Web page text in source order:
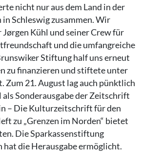
nicht nur aus dem Land in der
Schleswig zusammen. Wir
Jørgen Kühl und seiner Crew für
und die umfangreiche
Stiftung half uns erneut
zu finanzieren und stiftete unter
Zum 21. August lag auch pünktlich
als Sonderausgabe der Zeitschrift
– Die Kulturzeitschrift für den
zu „Grenzen im Norden“ bietet
Die Sparkassenstiftung
die Herausgabe ermöglicht.